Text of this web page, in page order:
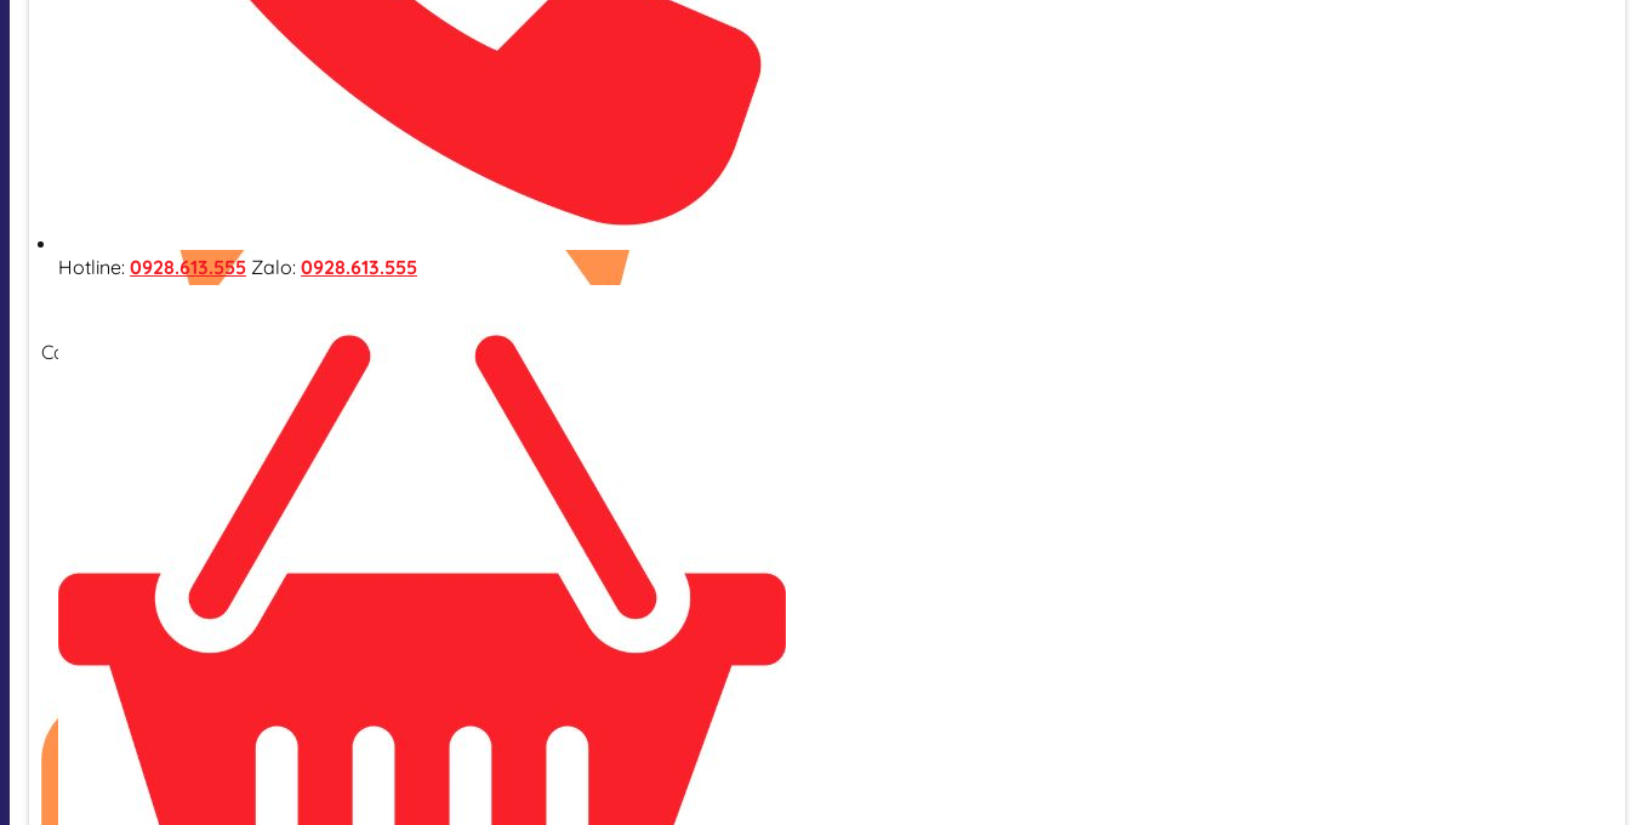
Hotline: 0928.613.555 Zalo: 0928.613.555
Cam kết hàng nhập khẩu chính hãng